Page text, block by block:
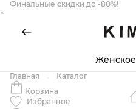
Финальные скидки до -80%!
×
Женское
Главная
Каталог
Корзина
Избранное